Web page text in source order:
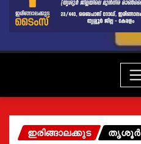
ഇരിങ്ങാലക്കുട തൃശൂർ